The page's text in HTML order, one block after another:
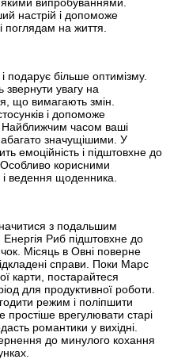
настрій і допоможе
поглядам на життя.
подарує більше оптимізму.
звернути увагу на
що вимагають змін.
і допоможе
Найближчим часом ваші
значущішими. У
емоційність і підштовхне до
Особливо корисними
і ведення щоденника.
з подальшим
Риб підштовхне до
Місяць в Овні поверне
справи. Поки Марс
карти, постарайтеся
для продуктивної роботи.
режим і поліпшити
простіше врегулювати старі
романтики у вихідні.
до минулого кохання